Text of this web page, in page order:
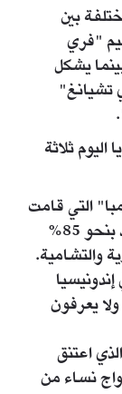
بين
"فري
بينما يشكل
تشيانغ"
ثلاثة
التي قامت
في فيتنام ، وهم يمثلون غالبية مسلمي البلاد بنحو 85%
والتشامية.
يعرفون
اعتنق
نساء من